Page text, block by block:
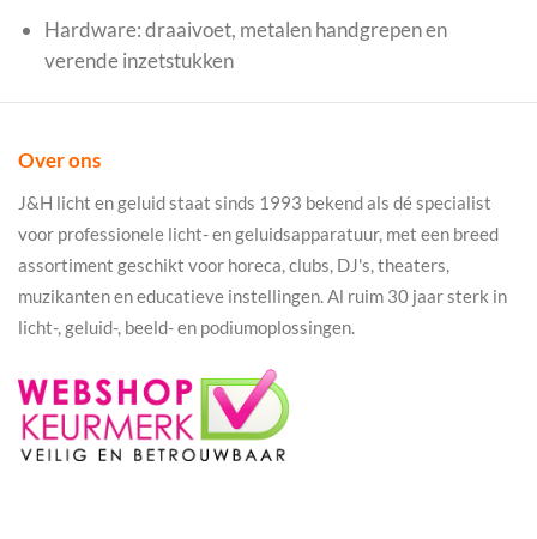
Hardware: draaivoet, metalen handgrepen en
verende inzetstukken
Over ons
J&H licht en geluid staat sinds 1993 bekend als dé specialist
voor professionele licht- en geluidsapparatuur, met een breed
assortiment geschikt voor horeca, clubs, DJ's, theaters,
muzikanten en educatieve instellingen. Al ruim 30 jaar sterk in
licht-, geluid-, beeld- en podiumoplossingen.